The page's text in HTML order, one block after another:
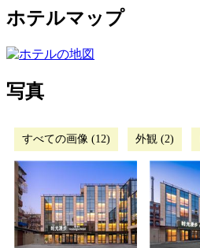
ホテルマップ
写真
すべての画像 (12) 外観 (2)